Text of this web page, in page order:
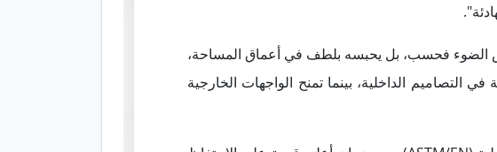
الضوء فحسب، بل يحبسه بلطف في أعماق المساحة،
التصاميم الداخلية، بينما تمنح الواجهات الخارجية